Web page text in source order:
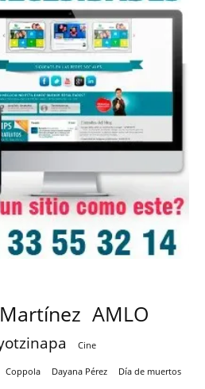
AMLO
Cine
Coppola Dayana Pérez Día de muertos